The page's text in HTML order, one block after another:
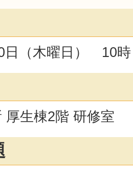
日（木曜日） 10時
厚生棟2階 研修室